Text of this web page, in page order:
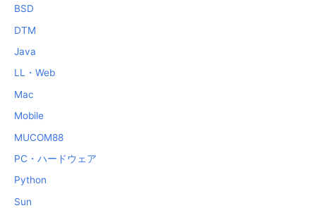
BSD
DTM
Java
LL・Web
Mac
Mobile
MUCOM88
PC・ハードウェア
Python
Sun